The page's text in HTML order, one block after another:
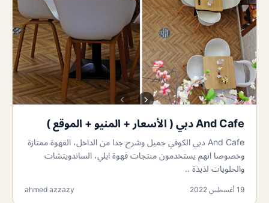
And Cafe دبي ( الأسعار + المنيو + الموقع )
And Cafe دبي الكوفي جميل وشرح جدا من الداخل، القهوة ممتازة
وخصوصا انهم يستخدمون منتجات قهوة ايلي، الساندويتشات
والحلويات لذيذة ..
19 أغسطس 2022 ahmed azzazy